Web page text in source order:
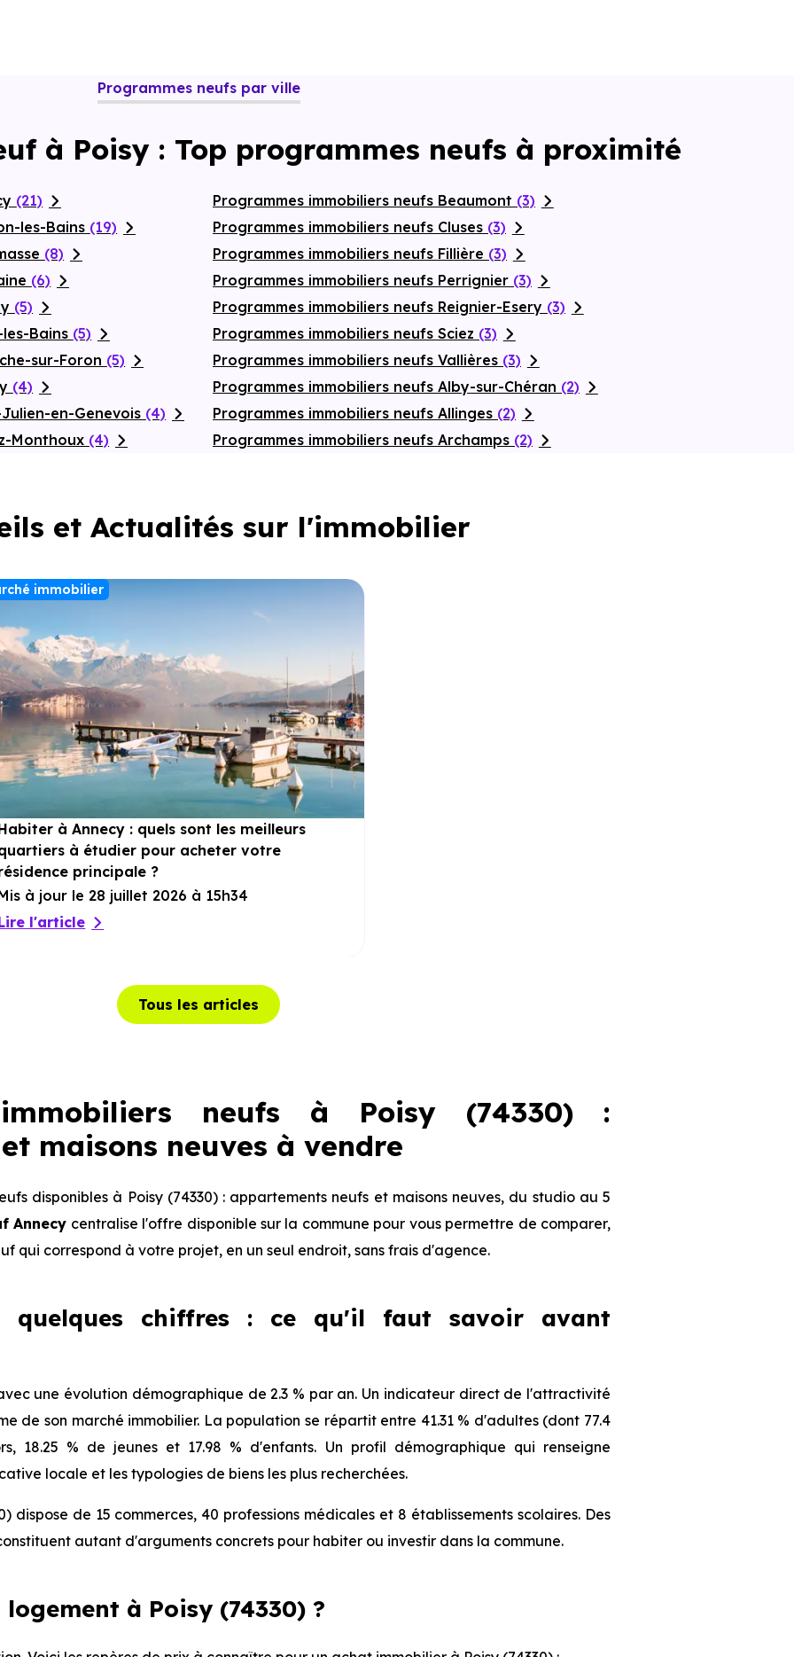
Programmes neufs par ville
à Poisy : Top programmes neufs à proximité
(21)
les-Bains (19)
(8)
(6)
(5)
Bains (5)
sur-Foron (5)
(4)
en-Genevois (4)
Monthoux (4)
Programmes immobiliers neufs Beaumont (3)
Programmes immobiliers neufs Cluses (3)
Programmes immobiliers neufs Fillière (3)
Programmes immobiliers neufs Perrignier (3)
Programmes immobiliers neufs Reignier-Esery (3)
Programmes immobiliers neufs Sciez (3)
Programmes immobiliers neufs Vallières (3)
Programmes immobiliers neufs Alby-sur-Chéran (2)
Programmes immobiliers neufs Allinges (2)
Programmes immobiliers neufs Archamps (2)
et Actualités sur l'immobilier
immobilier
à Annecy : quels sont les meilleurs
à étudier pour acheter votre
principale ?
à jour le 28 juillet 2026 à 15h34
l'article
Tous les articles
immobiliers neufs à Poisy (74330) :
maisons neuves à vendre
disponibles à Poisy (74330) : appartements neufs et maisons neuves, du studio au 5
Annecy centralise l'offre disponible sur la commune pour vous permettre de comparer,
qui correspond à votre projet, en un seul endroit, sans frais d'agence.
quelques chiffres : ce qu'il faut savoir avant
une évolution démographique de 2.3 % par an. Un indicateur direct de l'attractivité
de son marché immobilier. La population se répartit entre 41.31 % d'adultes (dont 77.4
18.25 % de jeunes et 17.98 % d'enfants. Un profil démographique qui renseigne
locale et les typologies de biens les plus recherchées.
dispose de 15 commerces, 40 professions médicales et 8 établissements scolaires. Des
autant d'arguments concrets pour habiter ou investir dans la commune.
à Poisy (74330) ?